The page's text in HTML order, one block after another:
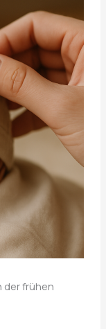
der frühen